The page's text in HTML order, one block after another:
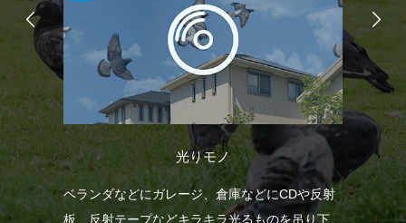
光りモノ
ベランダなどにガレージ、倉庫などにCDや反射
板、反射テープなどキラキラ光るものを吊り下げ